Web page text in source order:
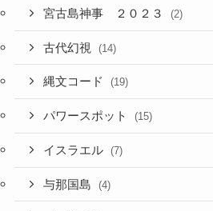
宮古島神事 ２０２３ (2)
古代幻視 (14)
縄文コード (19)
パワースポット (15)
イスラエル (7)
与那国島 (4)